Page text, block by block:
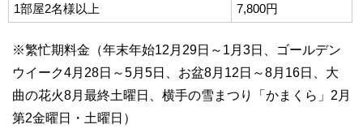
1部屋2名様以上
7,800円
※繁忙期料金（年末年始12月29日～1月3日、ゴールデン
ウイーク4月28日～5月5日、お盆8月12日～8月16日、大
曲の花火8月最終土曜日、横手の雪まつり「かまくら」2月
第2金曜日・土曜日）